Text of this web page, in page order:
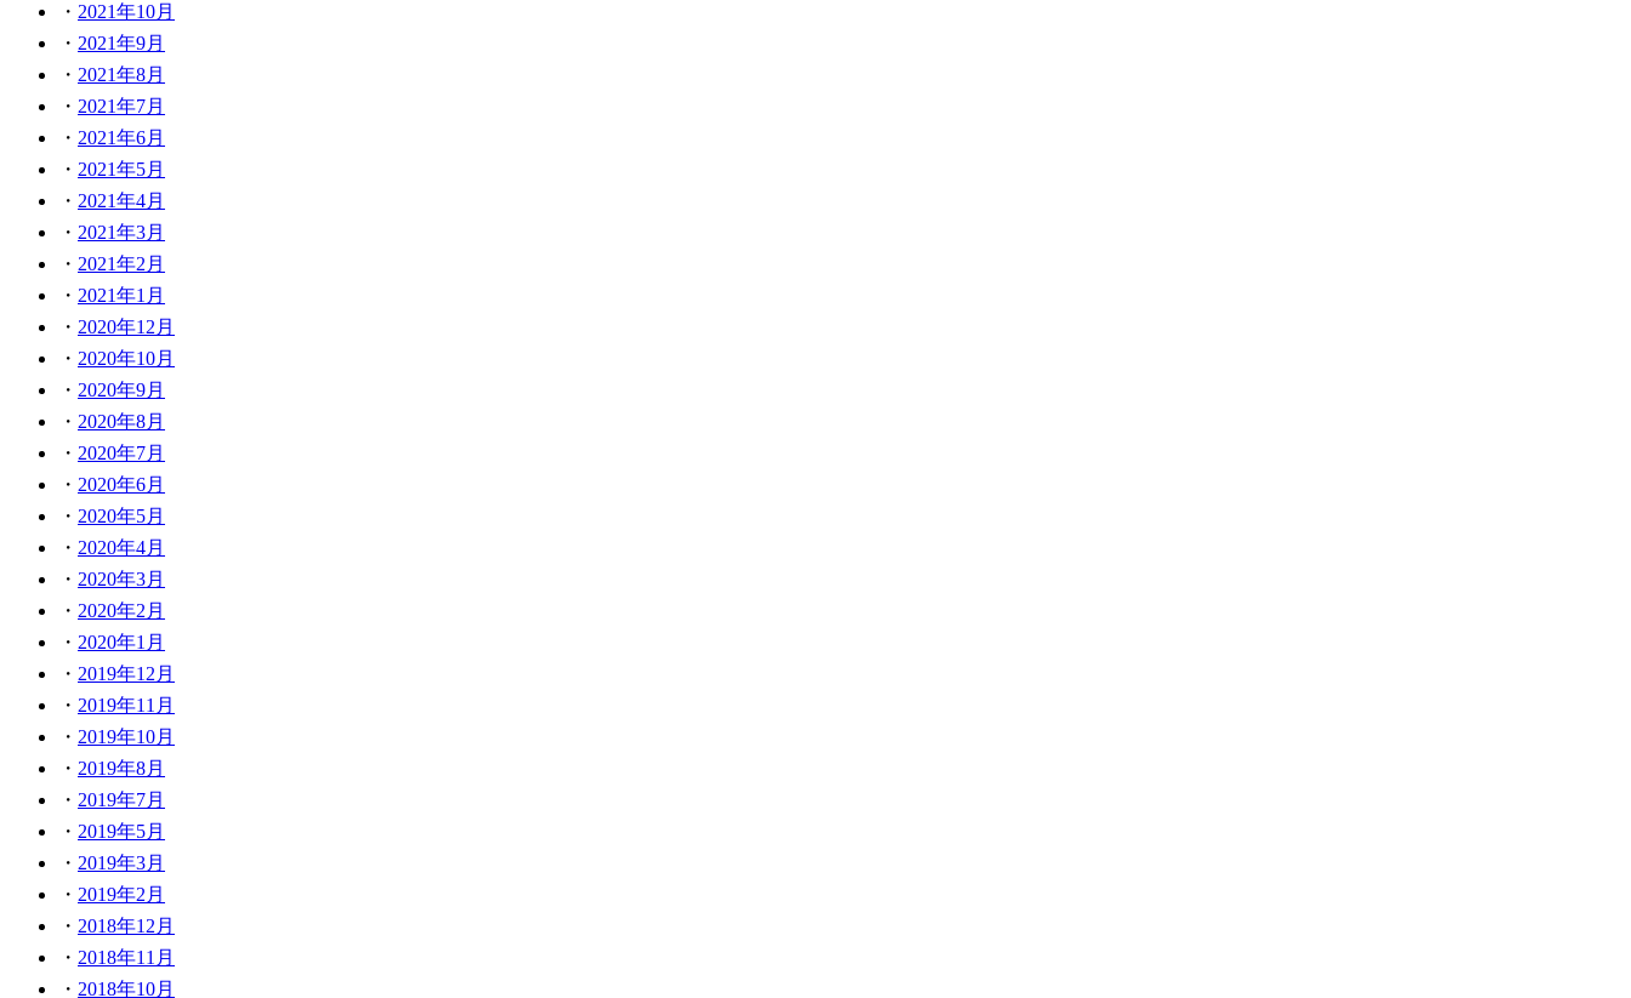
2021年10月
2021年9月
2021年8月
2021年7月
2021年6月
2021年5月
2021年4月
2021年3月
2021年2月
2021年1月
2020年12月
2020年10月
2020年9月
2020年8月
2020年7月
2020年6月
2020年5月
2020年4月
2020年3月
2020年2月
2020年1月
2019年12月
2019年11月
2019年10月
2019年8月
2019年7月
2019年5月
2019年3月
2019年2月
2018年12月
2018年11月
2018年10月